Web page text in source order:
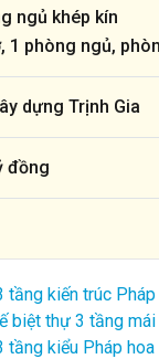
ngủ khép kín
1 phòng ngủ,
dựng Trịnh Gia
đồng
tầng kiến trúc
biệt thự 3 tầng
tầng kiểu Pháp